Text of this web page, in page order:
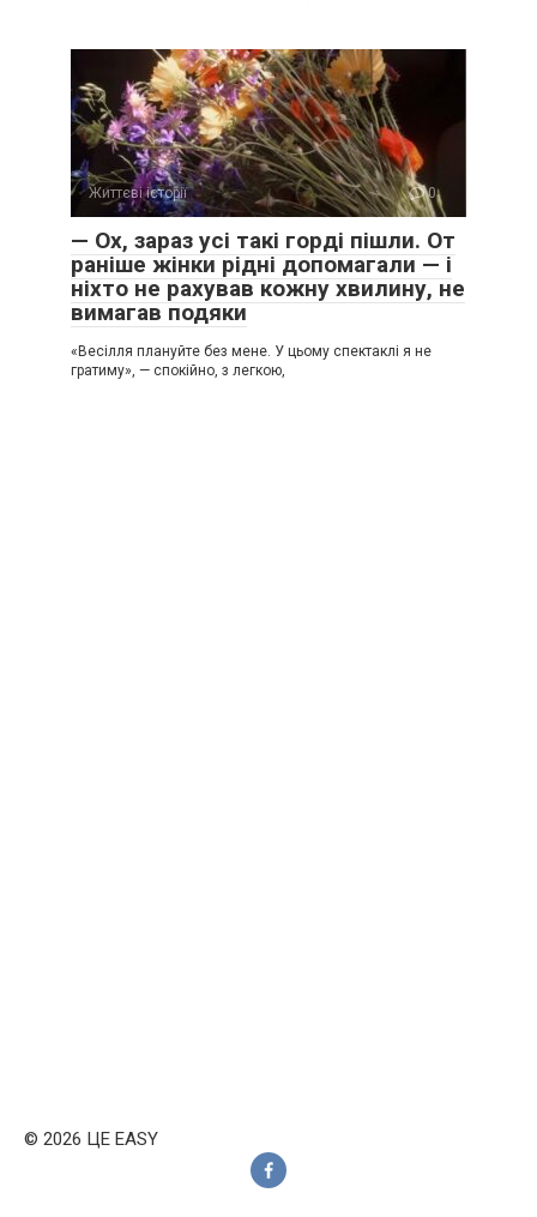
Життєві історії 0
— Ох, зараз усі такі горді пішли. От
раніше жінки рідні допомагали — і
ніхто не рахував кожну хвилину, не
вимагав подяки
«Весілля плануйте без мене. У цьому спектаклі я не
гратиму», — спокійно, з легкою,
© 2026 ЦЕ EASY